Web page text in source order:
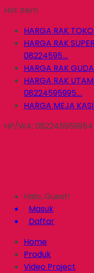
Hot Item
HARGA RAK
HARGA RAK
08224595....
HARGA RAK
HARGA RAK
08224595995....
HARGA MEJA
HP/WA: 082245959954
Halo, Guest!
Masuk
Daftar
Home
Produk
Video Project